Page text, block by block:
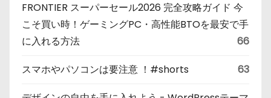
FRONTIER スーパーセール2026 完全攻略ガイド 今
こそ買い時！ゲーミングPC・高性能BTOを最安で手
に入れる方法
66
スマホやパソコンは要注意 ！#shorts 63